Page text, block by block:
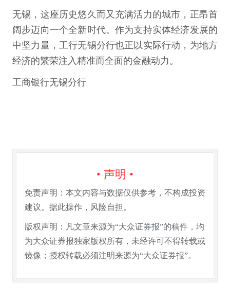
无锡，这座历史悠久而又充满活力的城市，正昂首
阔步迈向一个全新时代。作为支持实体经济发展的
中坚力量，工行无锡分行也正以实际行动，为地方
经济的繁荣注入精准而全面的金融动力。
工商银行无锡分行
• 声明 •
免责声明：本文内容与数据仅供参考，不构成投资
建议。据此操作，风险自担。
版权声明：凡文章来源为“大众证券报”的稿件，均
为大众证券报独家版权所有，未经许可不得转载或
镜像；授权转载必须注明来源为“大众证券报”。